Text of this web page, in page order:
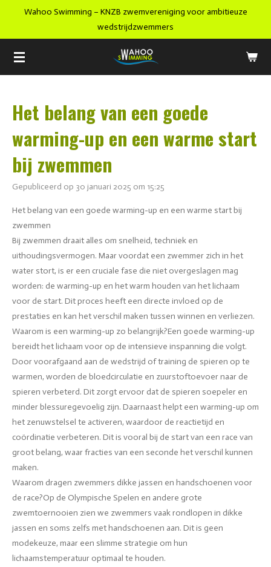
de
hoofdinhoud
Wahoo Swimming – KNZB zwemvereniging voor ambitieuze
wedstrijdzwemmers
Het belang van een goede
warming-up en een warme start
bij zwemmen
Gepubliceerd op 30 januari 2025 om 15:25
Het belang van een goede warming-up en een warme start bij
zwemmen
Bij zwemmen draait alles om snelheid, techniek en
uithoudingsvermogen. Maar voordat een zwemmer zich in het
water stort, is er een cruciale fase die niet overgeslagen mag
worden: de warming-up en het warm houden van het lichaam
voor de start. Dit proces heeft een directe invloed op de
prestaties en kan het verschil maken tussen winnen en verliezen.
Waarom is een warming-up zo belangrijk?Een goede warming-up
bereidt het lichaam voor op de intensieve inspanning die volgt.
Door voorafgaand aan de wedstrijd of training de spieren op te
warmen, worden de bloedcirculatie en zuurstoftoevoer naar de
spieren verbeterd. Dit zorgt ervoor dat de spieren soepeler en
minder blessuregevoelig zijn. Daarnaast helpt een warming-up om
het zenuwstelsel te activeren, waardoor de reactietijd en
coördinatie verbeteren. Dit is vooral bij de start van een race van
groot belang, waar fracties van een seconde het verschil kunnen
maken.
Waarom dragen zwemmers dikke jassen en handschoenen voor
de race?Op de Olympische Spelen en andere grote
zwemtoernooien zien we zwemmers vaak rondlopen in dikke
jassen en soms zelfs met handschoenen aan. Dit is geen
modekeuze, maar een slimme strategie om hun
lichaamstemperatuur optimaal te houden.